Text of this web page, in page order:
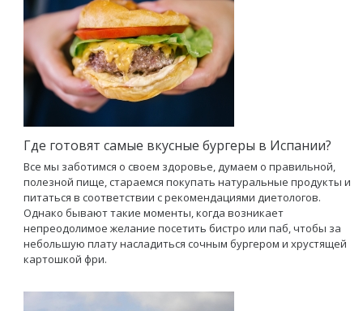
Где готовят самые вкусные бургеры в Испании?
Все мы заботимся о своем здоровье, думаем о правильной,
полезной пище, стараемся покупать натуральные продукты и
питаться в соответствии с рекомендациями диетологов.
Однако бывают такие моменты, когда возникает
непреодолимое желание посетить бистро или паб, чтобы за
небольшую плату насладиться сочным бургером и хрустящей
картошкой фри.